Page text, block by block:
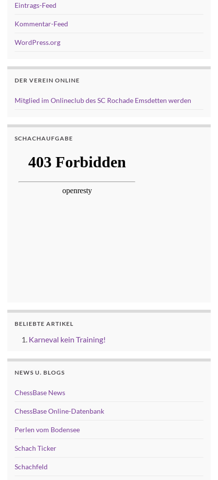
Eintrags-Feed
Kommentar-Feed
WordPress.org
DER VEREIN ONLINE
Mitglied im Onlineclub des SC Rochade Emsdetten werden
SCHACHAUFGABE
BELIEBTE ARTIKEL
Karneval kein Training!
NEWS U. BLOGS
ChessBase News
ChessBase Online-Datenbank
Perlen vom Bodensee
Schach Ticker
Schachfeld